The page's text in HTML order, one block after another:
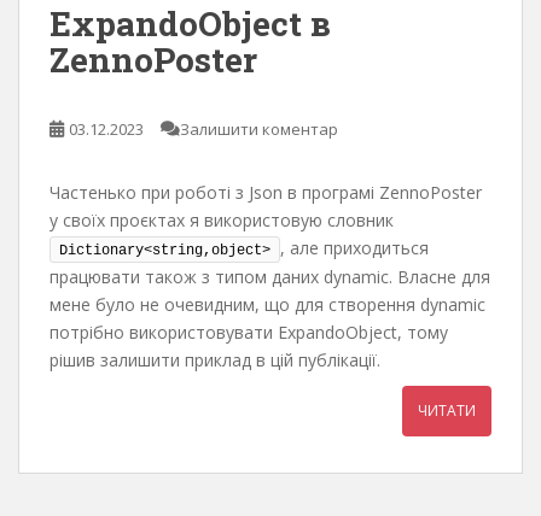
ExpandoObject в
ZennoPoster
03.12.2023 Залишити коментар
Частенько при роботі з Json в програмі ZennoPoster
у своїх проєктах я використовую словник
Dictionary<string,object>
, але приходиться
працювати також з типом даних dynamic. Власне для
мене було не очевидним, що для створення dynamic
потрібно використовувати ExpandoObject, тому
рішив залишити приклад в цій публікації.
ЧИТАТИ